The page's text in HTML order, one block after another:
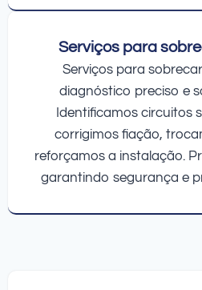
Serviços para
Serviços para
diagnóstico preciso e
Identificamos circuitos
corrigimos fiação,
reforçamos a instalação.
garantindo segurança e